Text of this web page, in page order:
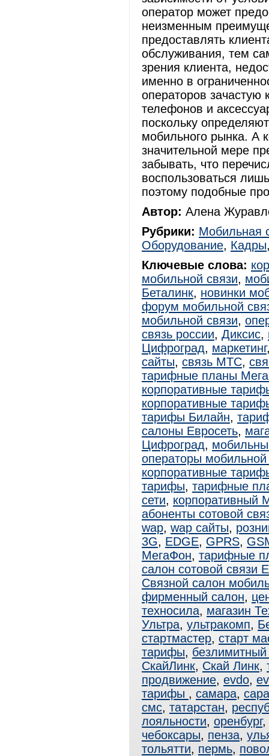
оператор может
неизменным
предоставлять
обслуживания, тем
зрения клиента,
именно в
операторов
телефонов и
поскольку
мобильного рынка. А
значительной мере
забывать, что
воспользоваться
поэтому подобные
Автор: Алена
Рубрики: Мобильная
Оборудование, Кадры
Ключевые слова:
мобильной связи,
Беталинк, новинки
форум мобильной
мобильной связи,
связь россии, Диксис,
Цифроград, маркетинг
сайты, связь МТС,
тарифные планы
корпоративные
корпоративные
тарифы Билайн,
салоны Евросеть,
Цифроград,
операторы мобильной
корпоративные
тарифы, тарифные
сети, корпоративный
абоненты сотовой
wap, wap сайты,
3G, EDGE, GPRS,
МегаФон, тарифные
салон сотовой связи
Связной салон
фирменный салон,
техносила, магазин
Ультра, ультракомп,
стартмастер, старт
тарифы,
СкайЛинк, Скай Линк,
продвижение, evdo,
тарифы , самара,
смс, татарстан,
лояльности, оренбург,
чебоксары, пенза,
тольятти, пермь,